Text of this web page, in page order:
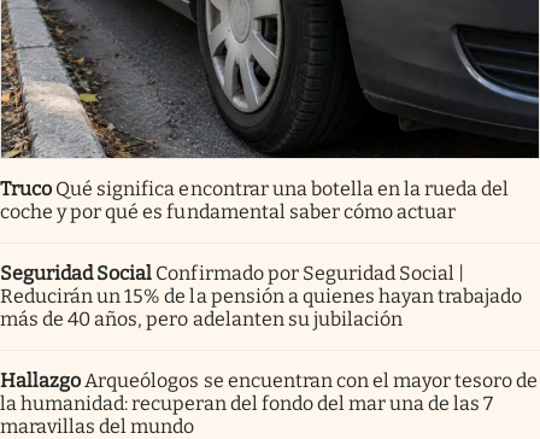
Truco Qué significa encontrar una botella en la rueda del
coche y por qué es fundamental saber cómo actuar
Seguridad Social Confirmado por Seguridad Social |
Reducirán un 15% de la pensión a quienes hayan trabajado
más de 40 años, pero adelanten su jubilación
Hallazgo Arqueólogos se encuentran con el mayor tesoro de
la humanidad: recuperan del fondo del mar una de las 7
maravillas del mundo